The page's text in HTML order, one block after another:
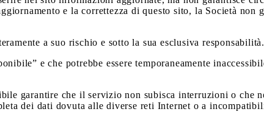
e la correttezza di questo sito, la Società non
a suo rischio e sotto la sua esclusiva responsabilità.
e che potrebbe essere temporaneamente
garantire che il servizio non subisca interruzioni o che
dei dati dovuta alle diverse reti Internet o a